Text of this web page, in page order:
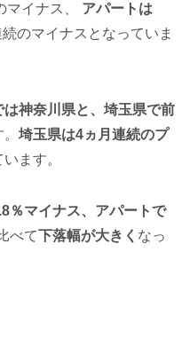
マイナス、 アパートは
のマイナスとなっていま
は神奈川県と、埼玉県で前
埼玉県は4ヵ月連続のプ
ます。
％マイナス、アパートで
べて下落幅が大きく なっ